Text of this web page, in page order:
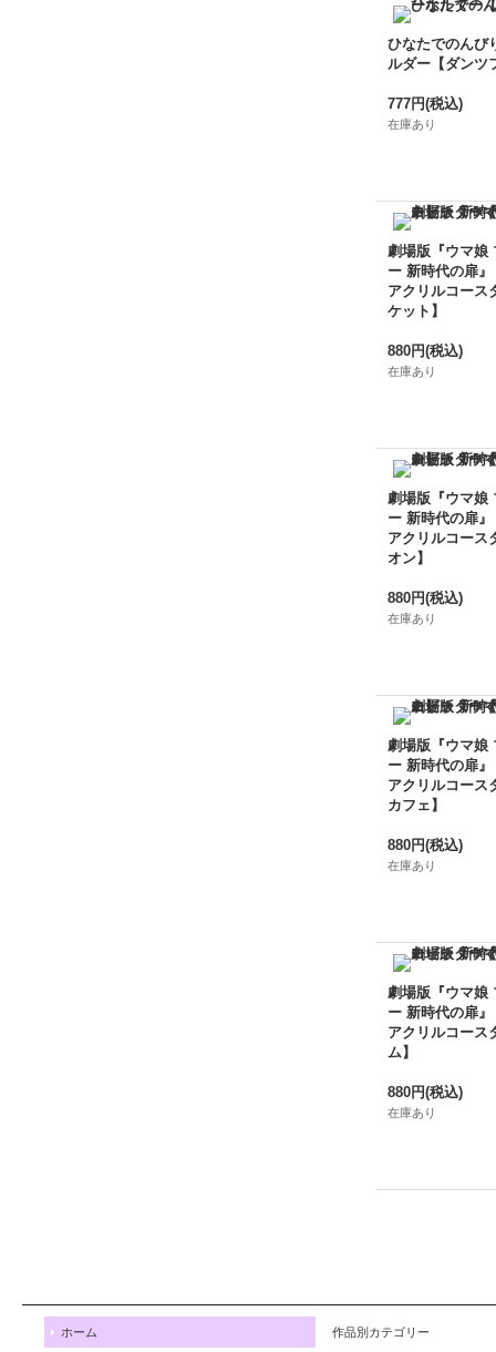
ひなたでのんび
ルダー【ダンツ
777円(税込)
在庫あり
劇場版『ウマ娘
ー 新時代の扉』
アクリルコース
ケット】
880円(税込)
在庫あり
劇場版『ウマ娘
ー 新時代の扉』
アクリルコース
オン】
880円(税込)
在庫あり
劇場版『ウマ娘
ー 新時代の扉』
アクリルコース
カフェ】
880円(税込)
在庫あり
劇場版『ウマ娘
ー 新時代の扉』
アクリルコース
ム】
880円(税込)
在庫あり
ホーム 作品別カテゴリー